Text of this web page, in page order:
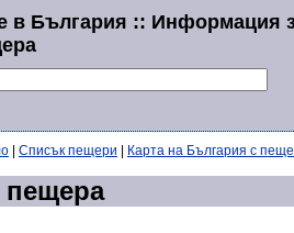
в България :: Информация
Списък пещери Карта на България с
пещера